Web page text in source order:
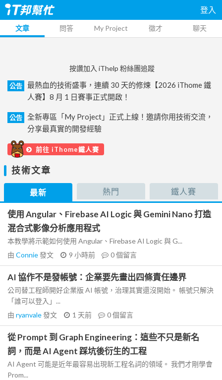
登入
文章 問答 My Project 徵才 聊天
按讚加入 iThelp 粉絲團追蹤
公告
最熱血的技術盛事，連續 30 天的修煉【2026 iThome 鐵
人賽】8 月 1 日賽事正式開啟！
公告
全新專區「My Project」正式上線！邀請你用技術交流，
分享最真實的開發經驗
前往 iThome鐵人賽
技術文章
最新 熱門 鐵人賽
使用 Angular、Firebase AI Logic 與 Gemini Nano 打造
混合式影像分析應用程式
本教學將示範如何使用 Angular、Firebase AI Logic 與 G...
由 Connie發文 9 小時前 0個留言
AI 協作不是發帳號：企業要先畫出四條責任邊界
公司替工程師開好企業版 AI 帳號，治理其實還沒開始。 帳號只解決
「誰可以登入」...
由 ryanvale發文 1 天前 0個留言
從 Prompt 到 Graph Engineering：這些不只是新名
詞，而是 AI Agent 踩坑後衍生的工程
AI Agent 可能是近年最容易出現新工程名詞的領域。 我們才剛學會
Prom...